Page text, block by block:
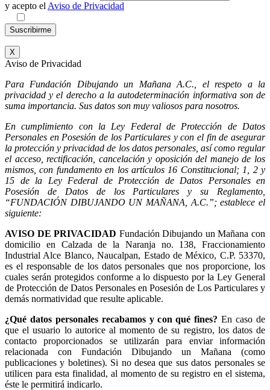
y acepto el Aviso de Privacidad
X
Aviso de Privacidad
Para Fundación Dibujando un Mañana A.C., el respeto a la
privacidad y el derecho a la autodeterminación informativa son de
suma importancia. Sus datos son muy valiosos para nosotros.
En cumplimiento con la Ley Federal de Protección de Datos
Personales en Posesión de los Particulares y con el fin de asegurar
la protección y privacidad de los datos personales, así como regular
el acceso, rectificación, cancelación y oposición del manejo de los
mismos, con fundamento en los artículos 16 Constitucional; 1, 2 y
15 de la Ley Federal de Protección de Datos Personales en
Posesión de Datos de los Particulares y su Reglamento,
“FUNDACIÓN DIBUJANDO UN MAÑANA, A.C.”; establece el
siguiente:
AVISO DE PRIVACIDAD Fundación Dibujando un Mañana con
domicilio en Calzada de la Naranja no. 138, Fraccionamiento
Industrial Alce Blanco, Naucalpan, Estado de México, C.P. 53370,
es el responsable de los datos personales que nos proporcione, los
cuales serán protegidos conforme a lo dispuesto por la Ley General
de Protección de Datos Personales en Posesión de Los Particulares y
demás normatividad que resulte aplicable.
¿Qué datos personales recabamos y con qué fines?En caso de
que el usuario lo autorice al momento de su registro, los datos de
contacto proporcionados se utilizarán para enviar información
relacionada con Fundación Dibujando un Mañana (como
publicaciones y boletines). Si no desea que sus datos personales se
utilicen para esta finalidad, al momento de su registro en el sistema,
éste le permitirá indicarlo.